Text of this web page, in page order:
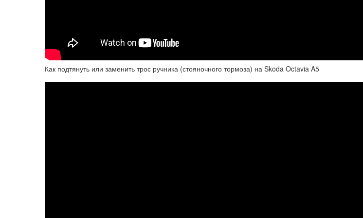
Как подтянуть или заменить трос ручника (стояночного тормоза) на Skoda Octavia A5